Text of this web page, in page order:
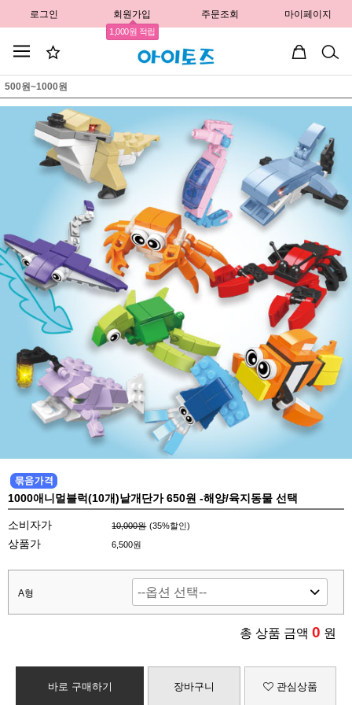
로그인 회원가입
1,000원 적립
주문조회 마이페이지
500원~1000원
1000애니멀블럭(10개)낱개단가 650원 -해양/육지동물 선택
소비자가 10,000원 (35%할인)
상품가 6,500원
A형
총 상품 금액 0 원
바로 구매하기 장바구니 관심상품